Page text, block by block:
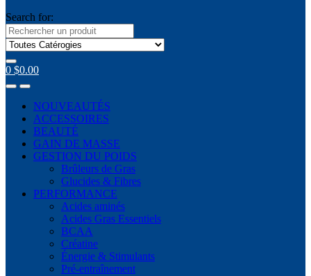
Search for:
0 $0.00
NOUVEAUTÉS
ACCESSOIRES
BEAUTÉ
GAIN DE MASSE
GESTION DU POIDS
Brûleurs de Gras
Glucides & Fibres
PERFORMANCE
Acides aminés
Acides Gras Essentiels
BCAA
Créatine
Énergie & Stimulants
Pré-entraînement